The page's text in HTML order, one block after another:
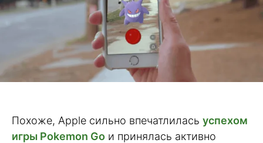
Похоже, Apple сильно впечатлилась успехом
игры Pokemon Go и принялась активно